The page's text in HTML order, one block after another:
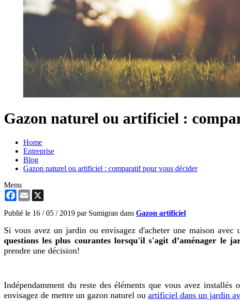
Gazon naturel ou artificiel :
Home
Entreprise
Blog
Gazon naturel ou artificiel : comparatif pour vous décider
Menu
Facebook
Email
Publié le 16 / 05 / 2019 par Sumigran dans Gazon artificiel
Si vous avez un jardin ou envisagez d'acheter une maison
questions les plus courantes lorsqu'il s'agit d’aménager le
prendre une décision!
Indépendamment du reste des éléments que vous avez installés
envisagez de mettre un gazon naturel ou artificiel dans un jardin